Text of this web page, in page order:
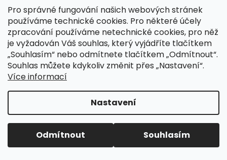
Pro správné fungování našich webových stránek
používáme technické cookies. Pro některé účely
zpracování používáme netechnické cookies, pro něž
je vyžadován Váš souhlas, který vyjádříte tlačítkem
„Souhlasím“ nebo odmítnete tlačítkem „Odmítnout“.
Souhlas můžete kdykoliv změnit přes „Nastavení“.
Více informací
Nastavení
Odmítnout Souhlasím
NIVEA MEN
NIVEA SUN
NO STRESS
NOHEL GARDEN
NORDICS
NUK
O.B.
OASIS